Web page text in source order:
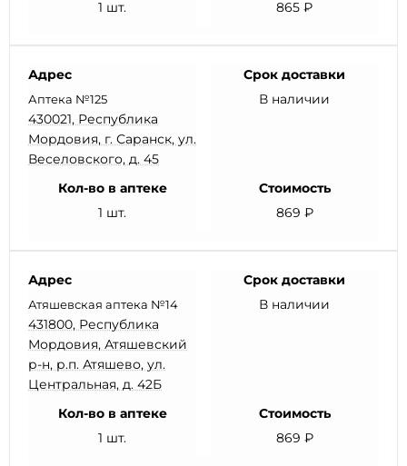
1 шт.
865 ₽
Адрес
Аптека №125
430021, Республика
Мордовия, г. Саранск, ул.
Веселовского, д. 45
Срок доставки
В наличии
Кол-во в аптеке
1 шт.
Стоимость
869 ₽
Адрес
Атяшевская аптека №14
431800, Республика
Мордовия, Атяшевский
р-н, р.п. Атяшево, ул.
Центральная, д. 42Б
Срок доставки
В наличии
Кол-во в аптеке
1 шт.
Стоимость
869 ₽